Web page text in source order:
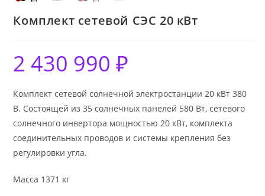
Комплект сетевой СЭС 20 кВт
2 430 990₽
Комплект сетевой солнечной электростанции 20 кВт 380
В. Состоящей из 35 солнечных панелей 580 Вт, сетевого
солнечного инвертора мощностью 20 кВт, комплекта
соединительных проводов и системы крепления без
регулировки угла.
Масса 1371 кг